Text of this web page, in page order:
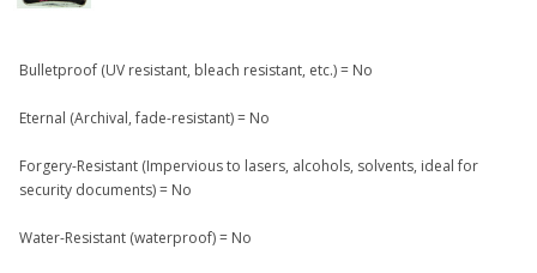
Bulletproof (UV resistant, bleach resistant, etc.) = No
Eternal (Archival, fade-resistant) = No
Forgery-Resistant (Impervious to lasers, alcohols, solvents, ideal for
security documents) = No
Water-Resistant (waterproof) = No